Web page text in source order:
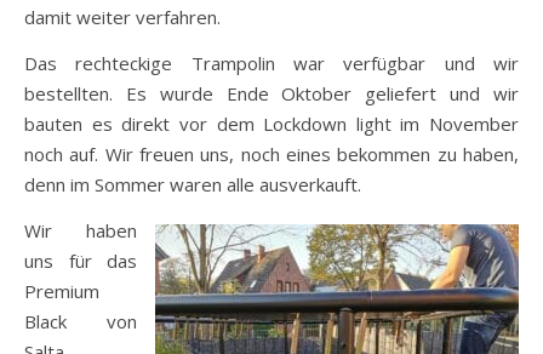
damit weiter verfahren.
Das rechteckige Trampolin war verfügbar und wir
bestellten. Es wurde Ende Oktober geliefert und wir
bauten es direkt vor dem Lockdown light im November
noch auf. Wir freuen uns, noch eines bekommen zu haben,
denn im Sommer waren alle ausverkauft.
Wir haben
uns für das
Premium
Black von